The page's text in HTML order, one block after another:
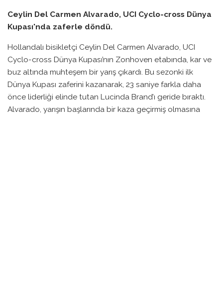
Ceylin Del Carmen Alvarado, UCI Cyclo-cross Dünya
Kupası'nda zaferle döndü.
Hollandalı bisikletçi Ceylin Del Carmen Alvarado, UCI
Cyclo-cross Dünya Kupası’nın Zonhoven etabında, kar ve
buz altında muhteşem bir yarış çıkardı. Bu sezonki ilk
Dünya Kupası zaferini kazanarak, 23 saniye farkla daha
önce liderliği elinde tutan Lucinda Brand’ı geride bıraktı.
Alvarado, yarışın başlarında bir kaza geçirmiş olmasına